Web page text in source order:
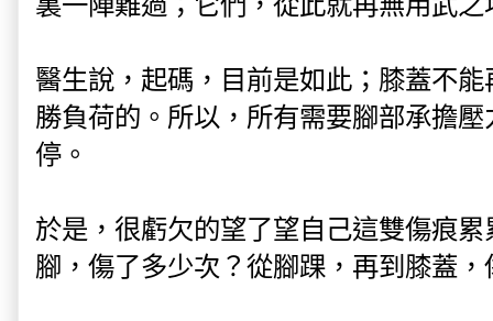
醫生說，起碼，目前是如此；膝蓋不
勝負荷的。所以，所有需要腳部承擔
停。
於是，很虧欠的望了望自己這雙傷痕
腳，傷了多少次？從腳踝，再到膝蓋